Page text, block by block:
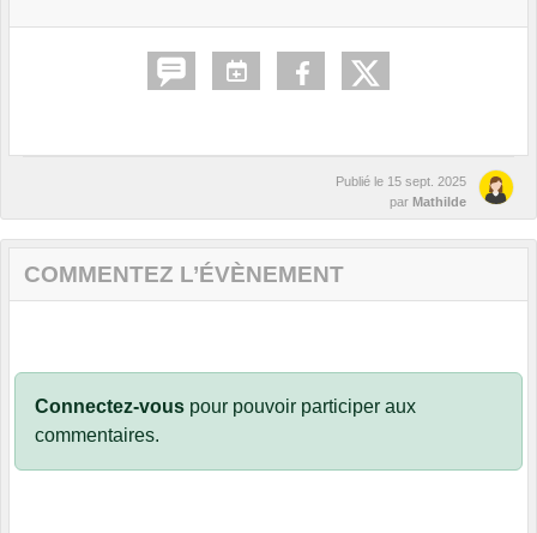
Publié le 15 sept. 2025
par Mathilde
COMMENTEZ L’ÉVÈNEMENT
Connectez-vous pour pouvoir participer aux
commentaires.